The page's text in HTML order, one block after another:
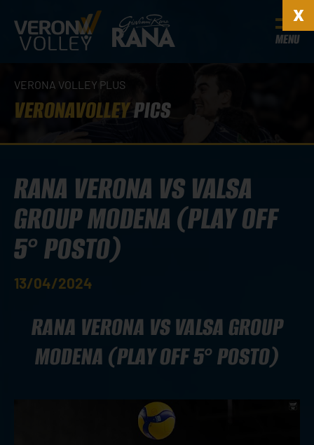
MENU
VERONA VOLLEY PLUS
VERONAVOLLEYPICS
RANA VERONA VS VALSA
GROUP MODENA (PLAY OFF
5° POSTO)
13/04/2024
RANA VERONA VS VALSA GROUP
MODENA (PLAY OFF 5° POSTO)